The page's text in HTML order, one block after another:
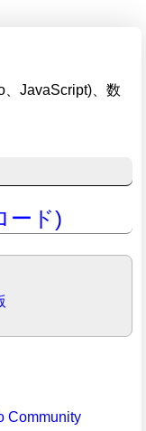
JavaScript)、数
ード)
Community